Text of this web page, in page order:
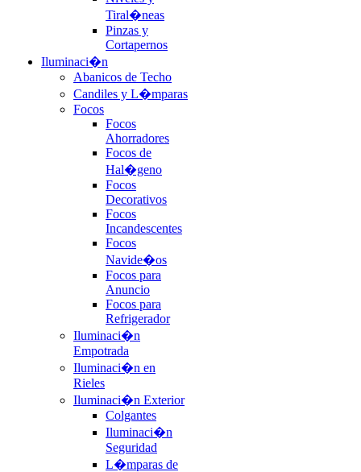
Tiral�neas
Pinzas y
Cortapernos
Iluminaci�n
Abanicos de Techo
Candiles y L�mparas
Focos
Focos
Ahorradores
Focos de
Hal�geno
Focos
Decorativos
Focos
Incandescentes
Focos
Navide�os
Focos para
Anuncio
Focos para
Refrigerador
Iluminaci�n
Empotrada
Iluminaci�n en
Rieles
Iluminaci�n Exterior
Colgantes
Iluminaci�n
Seguridad
L�mparas de